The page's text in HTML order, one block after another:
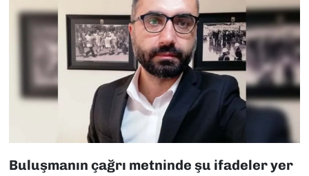
Buluşmanın çağrı metninde şu ifadeler yer